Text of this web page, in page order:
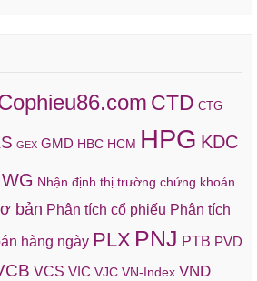
CTD CTG
GEX GMD HBC HCM HPG KDC
Nhận định thị trường chứng khoán
bản Phân tích cổ phiếu Phân tích
hàng ngày PLX PNJ PTB PVD
VCS VIC VJC VN-Index VND